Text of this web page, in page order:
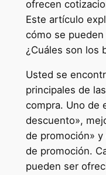
ofrecen
Este artículo
cómo se
¿Cuáles son los
Usted se
principales de
compra. Uno de
descuento»,
de promoción» y
de promoción.
pueden ser